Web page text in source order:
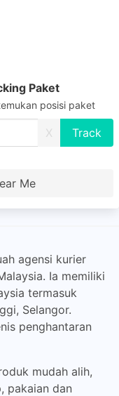
Paket
posisi paket
X
Me
agensi kurier
Ia memiliki
termasuk
Selangor.
penghantaran
mudah alih,
pakaian dan